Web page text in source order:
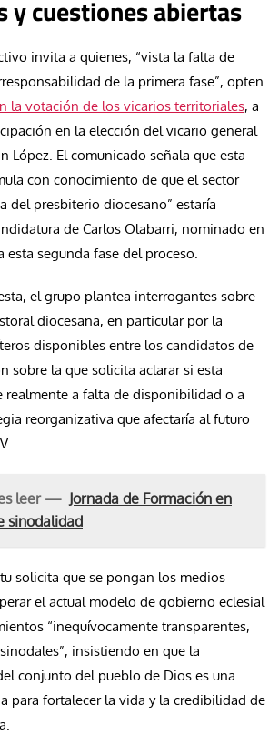
y cuestiones abiertas
invita a quienes, “vista la falta de
de la primera fase”, opten
la votación de los vicarios territoriales, a
en la elección del vicario general
López. El comunicado señala que esta
con conocimiento de que el sector
del presbiterio diocesano” estaría
de Carlos Olabarri, nominado en
esta segunda fase del proceso.
el grupo plantea interrogantes sobre
diocesana, en particular por la
disponibles entre los candidatos de
sobre la que solicita aclarar si esta
realmente a falta de disponibilidad o a
reorganizativa que afectaría al futuro
leer — Jornada de Formación en
sinodalidad
solicita que se pongan los medios
el actual modelo de gobierno eclesial
“inequívocamente transparentes,
insistiendo en que la
conjunto del pueblo de Dios es una
para fortalecer la vida y la credibilidad de